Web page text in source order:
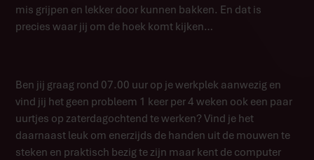
mis grijpen en lekker door kunnen bakken. En dat is
precies waar jij om de hoek komt kijken…
Ben jij graag rond 07.00 uur op je werkplek aanwezig en
vind jij het geen probleem 1 keer per 4 weken ook een paar
uurtjes op zaterdagochtend te werken? Vind je het
daarnaast leuk om enerzijds de handen uit de mouwen te
steken en praktisch bezig te zijn maar kent de computer